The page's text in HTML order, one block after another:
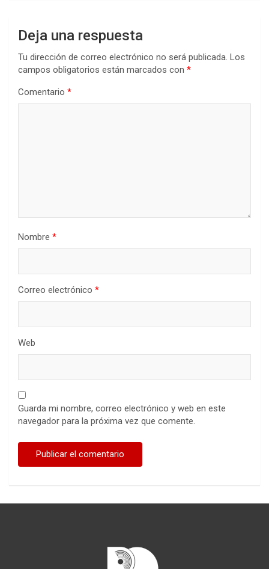
Deja una respuesta
Tu dirección de correo electrónico no será publicada. Los
campos obligatorios están marcados con *
Comentario *
Nombre *
Correo electrónico *
Web
Guarda mi nombre, correo electrónico y web en este
navegador para la próxima vez que comente.